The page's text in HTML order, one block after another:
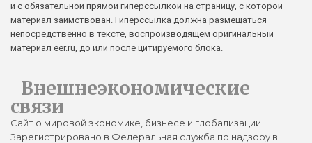
и с обязательной прямой гиперссылкой на страницу, с которой
материал заимствован. Гиперссылка должна размещаться
непосредственно в тексте, воспроизводящем оригинальный
материал eer.ru, до или после цитируемого блока.
Внешнеэкономические
связи
Сайт о мировой экономике, бизнесе и глобализации
Зарегистрировано в Федеральная служба по надзору в